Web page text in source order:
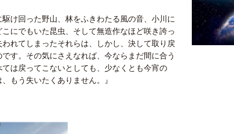
駆け回った野山、林をふきわたる風の音、小川に
にでもいた昆虫、そして無造作なほど咲き誇っ
れてしまったそれらは、しかし、決して取り戻
す。その気にさえなれば、今ならまだ間に合う
は戻ってこないとしても、少なくとも今宵の
もう失いたくありません。』